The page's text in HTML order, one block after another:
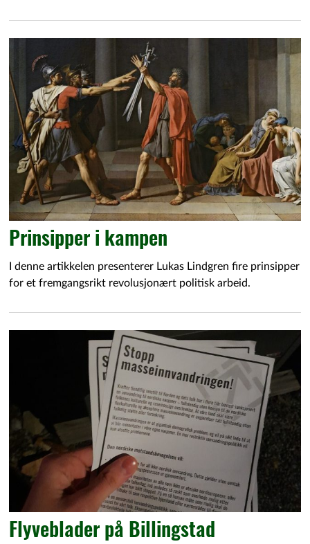
Prinsipper i kampen
I denne artikkelen presenterer Lukas Lindgren fire prinsipper
for et fremgangsrikt revolusjonært politisk arbeid.
Flyveblader på Billingstad